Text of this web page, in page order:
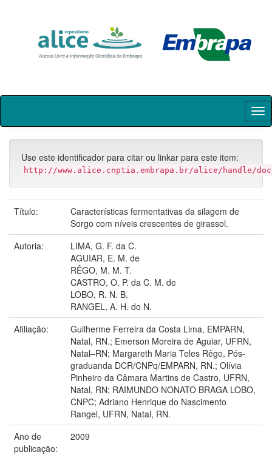
Skip
Use este identificador para citar ou linkar para este item:
http://www.alice.cnptia.embrapa.br/alice/handle/
Título:
Características fermentativas da silagem de
Sorgo com níveis crescentes de girassol.
Autoria:
LIMA, G. F. da C.
AGUIAR, E. M. de
RÊGO, M. M. T.
CASTRO, O. P. da C. M. de
LOBO, R. N. B.
RANGEL, A. H. do N.
Afiliação:
Guilherme Ferreira da Costa Lima, EMPARN,
Natal, RN.; Emerson Moreira de Aguiar, UFRN,
Natal–RN; Margareth Maria Teles Rêgo, Pós-
graduanda DCR/CNPq/EMPARN, RN.; Olívia
Pinheiro da Câmara Martins de Castro, UFRN,
Natal, RN; RAIMUNDO NONATO BRAGA LOBO,
CNPC; Adriano Henrique do Nascimento
Rangel, UFRN, Natal, RN.
Ano de
publicação:
2009